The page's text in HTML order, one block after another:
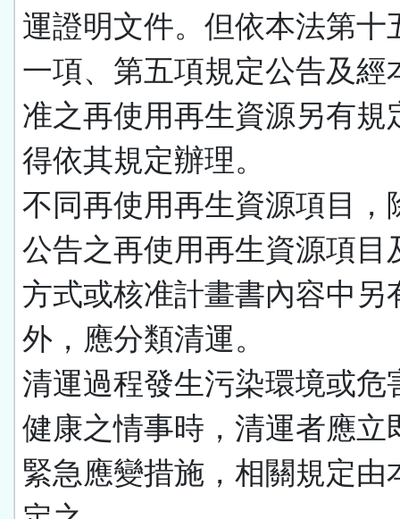
運證明文件。但依本法第十
一項、第五項規定公告及經
准之再使用再生資源另有規
得依其規定辦理。
不同再使用再生資源項目，
公告之再使用再生資源項目
方式或核准計畫書內容中另
外，應分類清運。
清運過程發生污染環境或危
健康之情事時，清運者應立
緊急應變措施，相關規定由